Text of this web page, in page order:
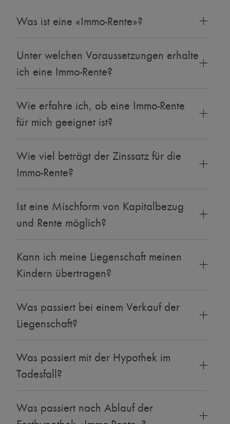
Was ist eine «Immo-Rente»?
Unter welchen Voraussetzungen erhalte
ich eine Immo-Rente?
Wie erfahre ich, ob eine Immo-Rente
für mich geeignet ist?
Wie viel beträgt der Zinssatz für die
Immo-Rente?
Ist eine Mischform von Kapitalbezug
und Rente möglich?
Kann ich meine Liegenschaft meinen
Kindern übertragen?
Was passiert bei einem Verkauf der
Liegenschaft?
Was passiert mit der Hypothek im
Todesfall?
Was passiert nach Ablauf der